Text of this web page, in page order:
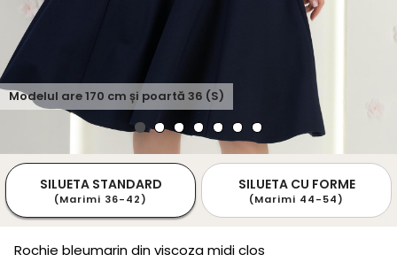
Modelul are170 cm și poartă 36 (S)
SILUETA STANDARD
(Marimi 36-42)
SILUETA CU FORME
(Marimi 44-54)
Rochie bleumarin din viscoza midi clos